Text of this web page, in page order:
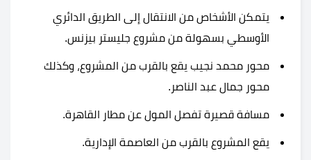
يتمكن الأشخاص من الانتقال إلى الطريق الدائري
الأوسطي بسهولة من مشروع جليستر بيزنس.
محور محمد نجيب يقع بالقرب من المشروع، وكذلك
محور جمال عبد الناصر.
مسافة قصيرة تفصل المول عن مطار القاهرة.
يقع المشروع بالقرب من العاصمة الإدارية.